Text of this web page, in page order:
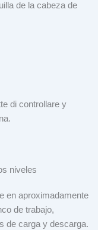
de la cabeza de
di controllare y
niveles
en aproximadamente
de trabajo,
de carga y descarga.